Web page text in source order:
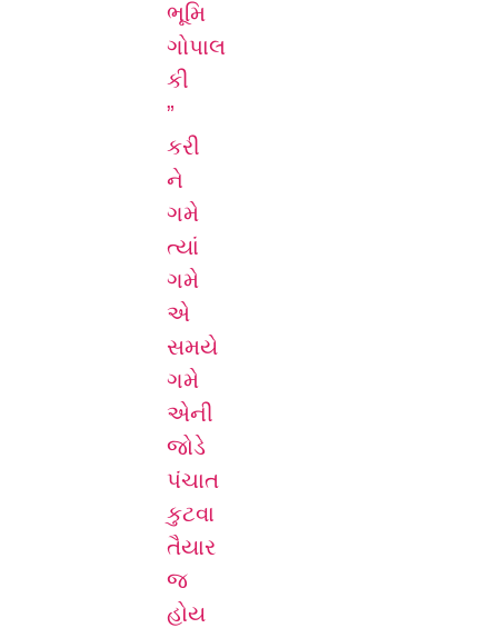
ભૂમિ
ગોપાલ
કી
”
કરી
ને
ગમે
ત્યાં
ગમે
એ
સમયે
ગમે
એની
જોડે
પંચાત
કુટવા
તૈયાર
જ
હોય